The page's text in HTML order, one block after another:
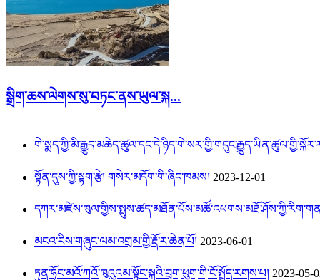
སྒྲིག་ཆས་ལེགས་སུ་བཏང་ནས་ཡུལ་སྐ...
སྟོན་དུས་ཀྱི་སྟག་རྩེ། གསེར་མདོག་གི་ཞིང་ཁམས། 2023-12-01
མངའ་རིས་གཞུང་ལམ་འགྲམ་གྱི་རྡོ་ར་ཆེན་པོ། 2023-06-01
ཏུན་ཧོང་མའོ་ཀའོ་ཁུའུའམ་སྟོང་སྐུའི་བྲག་ཕུག་གི་ངོ་སྤྲོད་རགས་པ། 2023-05-